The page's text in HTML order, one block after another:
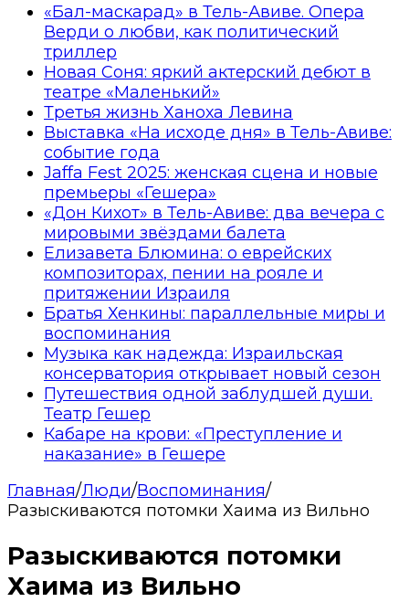
«Бал-маскарад» в Тель-Авиве. Опера
Верди о любви, как политический
триллер
Новая Соня: яркий актерский дебют в
театре «Маленький»
Третья жизнь Ханоха Левина
Выставка «На исходе дня» в Тель-Авиве:
событие года
Jaffa Fest 2025: женская сцена и новые
премьеры «Гешера»
«Дон Кихот» в Тель-Авиве: два вечера с
мировыми звёздами балета
Елизавета Блюмина: о еврейских
композиторах, пении на рояле и
притяжении Израиля
Братья Хенкины: параллельные миры и
воспоминания
Музыка как надежда: Израильская
консерватория открывает новый сезон
Путешествия одной заблудшей души.
Театр Гешер
Кабаре на крови: «Преступление и
наказание» в Гешере
Главная/Люди/Воспоминания/
Разыскиваются потомки Хаима из Вильно
Разыскиваются потомки
Хаима из Вильно